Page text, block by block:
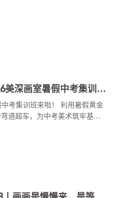
深圳中考美术 | 2026美深画室暑假中考集训班来啦！
考集训班来啦！ 利用暑假黄金
道超车，为中考美术筑牢基